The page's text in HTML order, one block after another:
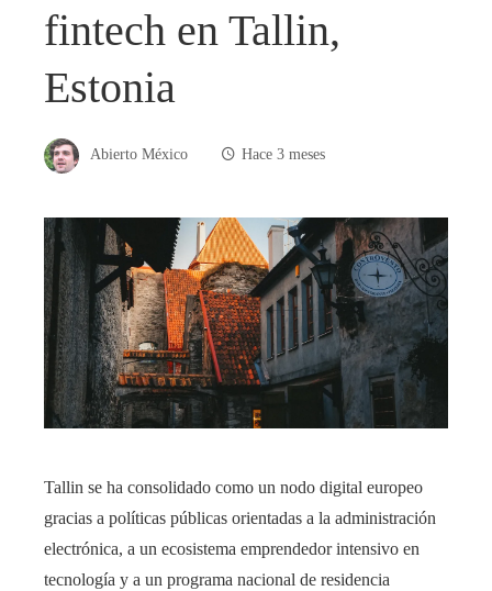
fintech en Tallin,
Estonia
Abierto México Hace 3 meses
Tallin se ha consolidado como un nodo digital europeo
gracias a políticas públicas orientadas a la administración
electrónica, a un ecosistema emprendedor intensivo en
tecnología y a un programa nacional de residencia